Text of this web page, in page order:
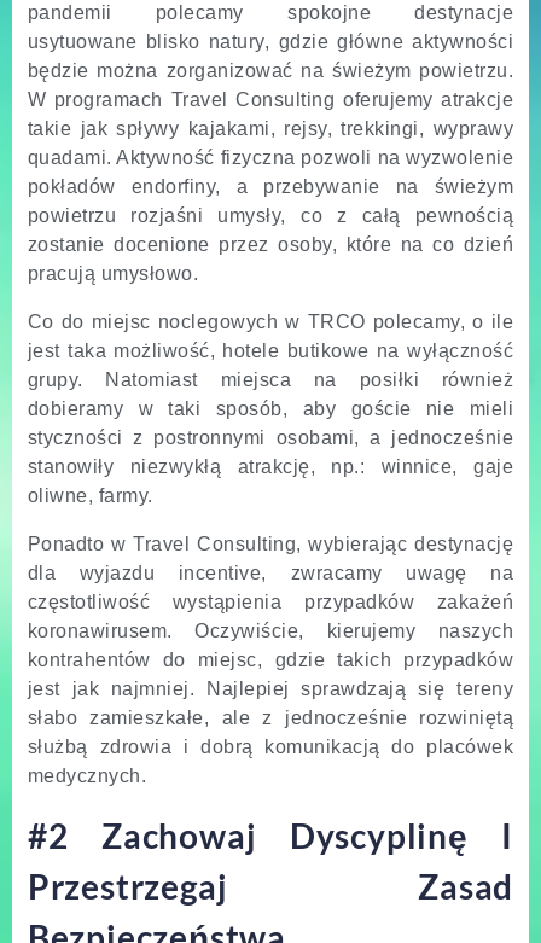
pandemii polecamy spokojne destynacje
usytuowane blisko natury, gdzie główne aktywności
będzie można zorganizować na świeżym powietrzu.
W programach Travel Consulting oferujemy atrakcje
takie jak spływy kajakami, rejsy, trekkingi, wyprawy
quadami. Aktywność fizyczna pozwoli na wyzwolenie
pokładów endorfiny, a przebywanie na świeżym
powietrzu rozjaśni umysły, co z całą pewnością
zostanie docenione przez osoby, które na co dzień
pracują umysłowo.
Co do miejsc noclegowych w TRCO polecamy, o ile
jest taka możliwość, hotele butikowe na wyłączność
grupy. Natomiast miejsca na posiłki również
dobieramy w taki sposób, aby goście nie mieli
styczności z postronnymi osobami, a jednocześnie
stanowiły niezwykłą atrakcję, np.: winnice, gaje
oliwne, farmy.
Ponadto w Travel Consulting, wybierając destynację
dla wyjazdu incentive, zwracamy uwagę na
częstotliwość wystąpienia przypadków zakażeń
koronawirusem. Oczywiście, kierujemy naszych
kontrahentów do miejsc, gdzie takich przypadków
jest jak najmniej. Najlepiej sprawdzają się tereny
słabo zamieszkałe, ale z jednocześnie rozwiniętą
służbą zdrowia i dobrą komunikacją do placówek
medycznych.
#2 Zachowaj Dyscyplinę I
Przestrzegaj Zasad